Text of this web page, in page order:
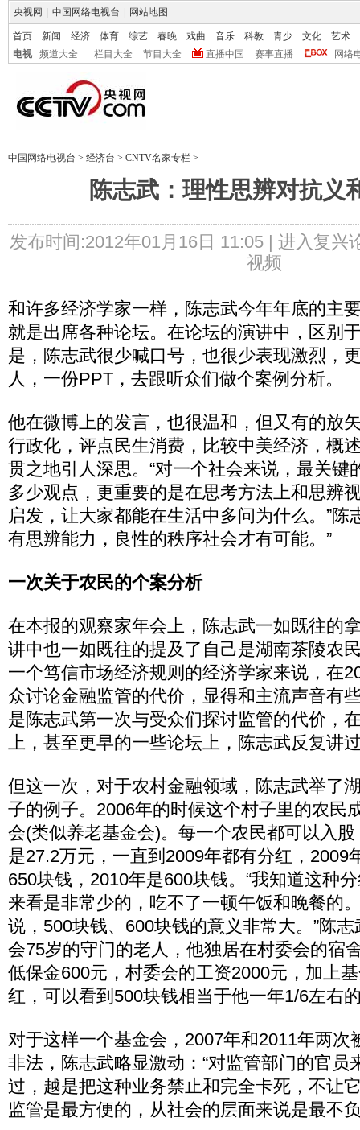
央视网 中国网络电视台 网站地图
首页 新闻 经济 体育 综艺 春晚 戏曲 音乐 科教 青少 文化
艺术
电视
频道大全 栏目大全 节目大全 直播中国 赛事直播 网络
中国网络电视台 > 经济台 > CNTV名家专栏 >
陈志武：理性思辨对抗义
发布时间:2012年01月16日 11:05 | 进入复兴
视频
和许多经济学家一样，陈志武今年年底的主
就是出席各种论坛。在论坛的演讲中，区别
是，陈志武很少喊口号，也很少表现激烈，
人，一份PPT，去跟听众们做个案例分析。
他在微博上的发言，也很温和，但又有的放
行政化，评点民生消费，比较中美经济，概
贯之地引人深思。“对一个社会来说，最关键
多少观点，更重要的是在思考方法上和思辨
启发，让大家都能在生活中多问为什么。”陈
有思辨能力，良性的秩序社会才有可能。”
一次关于农民的个案分析
在本报的观察家年会上，陈志武一如既往的
讲中也一如既往的提及了自己是湖南茶陵农
一个笃信市场经济规则的经济学家来说，在
众讨论金融监管的代价，显得和主流声音有
是陈志武第一次与受众们探讨监管的代价，
上，甚至更早的一些论坛上，陈志武反复讲
但这一次，对于农村金融领域，陈志武举了
子的例子。2006年的时候这个村子里的农民
会(类似养老基金会)。每一个农民都可以入
是27.2万元，一直到2009年都有分红，2009
650块钱，2010年是600块钱。“我知道这种
来看是非常少的，吃不了一顿午饭和晚餐的
说，500块钱、600块钱的意义非常大。”陈
会75岁的守门的老人，他独居在村委会的宿
低保金600元，村委会的工资2000元，加上
红，可以看到500块钱相当于他一年1/6左右
对于这样一个基金会，2007年和2011年两次
非法，陈志武略显激动：“对监管部门的官员
过，越是把这种业务禁止和完全卡死，不让
监管是最方便的，从社会的层面来说是最不